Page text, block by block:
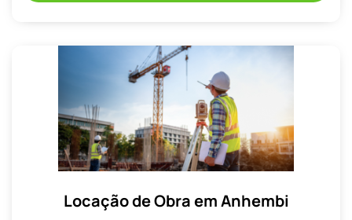
Locação de Obra em Anhembi